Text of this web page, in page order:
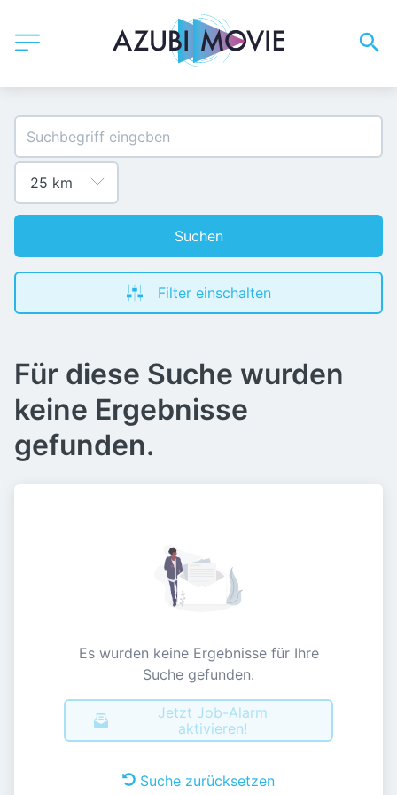
Suchen
Filter einschalten
Für diese Suche wurden
keine Ergebnisse
gefunden.
Es wurden keine Ergebnisse für Ihre
Suche gefunden.
Jetzt Job-Alarm
aktivieren!
Suche zurücksetzen